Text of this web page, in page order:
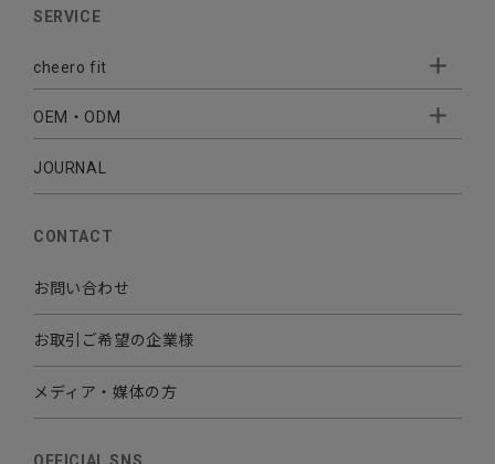
AUDIO
CABLE CHARGER
Sleepion
MOBILE
SERVICE
cheero fit
- Sleepion3
- 軟骨伝導式集音器
OEM・ODM
- OEM・ODM 開発
JOURNAL
CONTACT
お問い合わせ
お取引ご希望の企業様
メディア・媒体の方